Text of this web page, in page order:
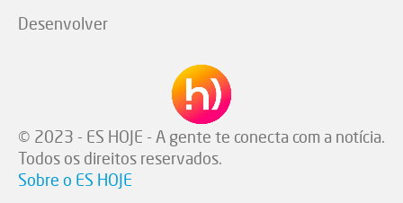
Desenvolver
© 2023 - ES HOJE - A gente te conecta com a notícia.
Todos os direitos reservados.
Sobre o ES HOJE